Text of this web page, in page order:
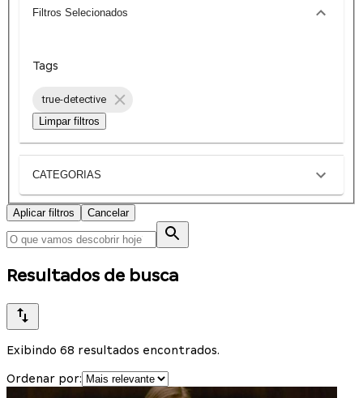
Filtros Selecionados
Tags
true-detective
Limpar filtros
CATEGORIAS
Aplicar filtros Cancelar
Resultados de busca
Exibindo 68 resultados encontrados.
Ordenar por: